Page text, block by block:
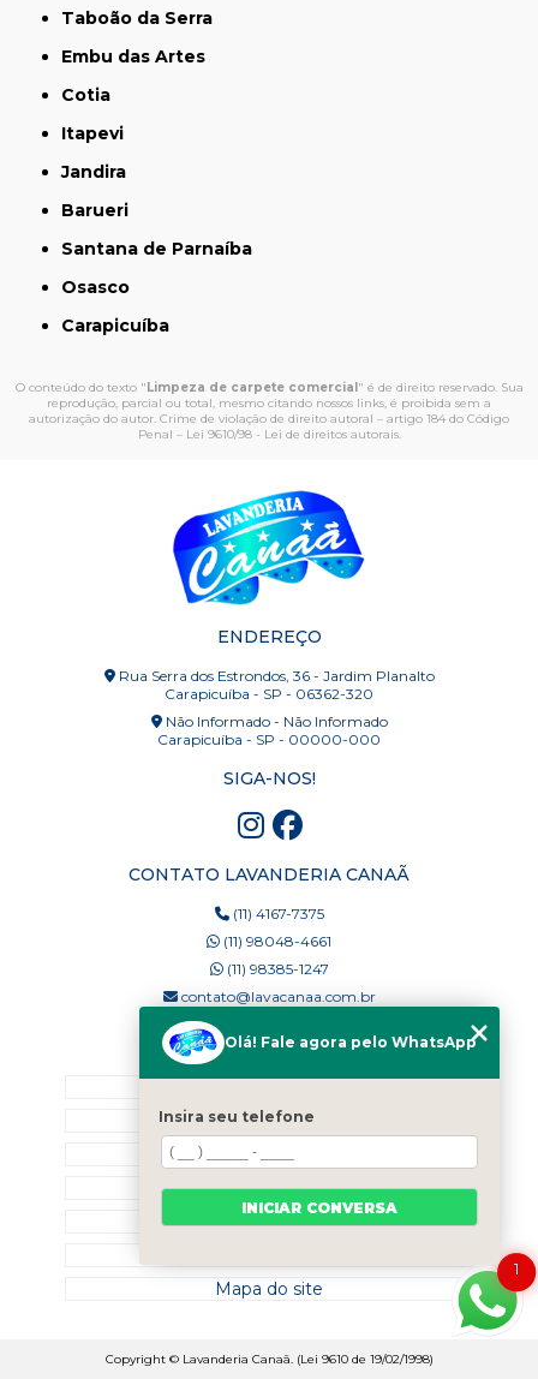
Taboão da Serra
Embu das Artes
Cotia
Itapevi
Jandira
Barueri
Santana de Parnaíba
Osasco
Carapicuíba
O conteúdo do texto " Limpeza de carpete comercial " é de direito reservado. Sua
reprodução, parcial ou total, mesmo citando nossos links, é proibida sem a
autorização do autor. Crime de violação de direito autoral – artigo 184 do Código
Penal – Lei 9610/98 - Lei de direitos autorais.
ENDEREÇO
Rua Serra dos Estrondos, 36 - Jardim Planalto
Carapicuíba - SP - 06362-320
Não Informado - Não Informado
Carapicuíba - SP - 00000-000
SIGA-NOS!
CONTATO LAVANDERIA CANAÃ
(11) 4167-7375
(11) 98048-4661
(11) 98385-1247
contato@lavacanaa.com.br
MENU
Quem Somos
Blog
Serviços
Contato
Mapa do site
Copyright © Lavanderia Canaã. (Lei 9610 de 19/02/1998)
1
Olá! Fale agora pelo WhatsApp
Insira seu telefone
INICIAR CONVERSA